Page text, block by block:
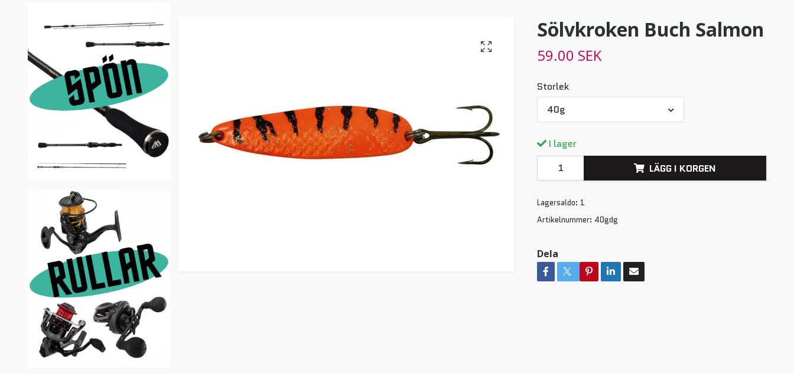
Sölvkroken Buch Salmon
59.00 SEK
Storlek
40g
I lager
LÄGG I KORGEN
Lagersaldo: 1
Artikelnummer: 40gdg
Dela